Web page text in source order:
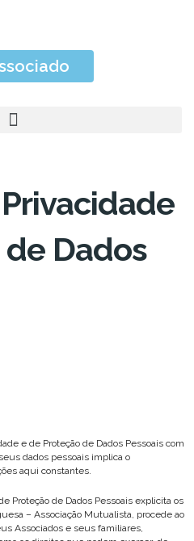
Dados
e de Proteção de Dados Pessoais com
dados pessoais implica o
aqui constantes.
Proteção de Dados Pessoais explicita os
– Associação Mutualista, procede ao
Associados e seus familiares,